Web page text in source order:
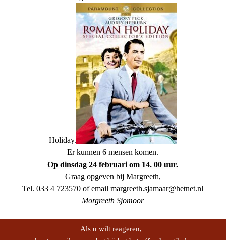
Holiday.
Er kunnen 6 mensen komen.
Op dinsdag 24 februari om 14. 00 uur.
Graag opgeven bij Margreeth,
Tel. 033 4 723570 of email margreeth.sjamaar@hetnet.nl
Morgreeth Sjomoor
Als u wilt reageren,